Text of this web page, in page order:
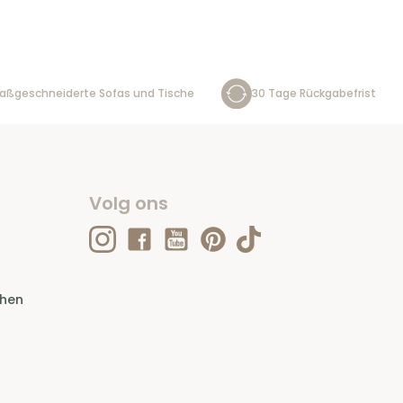
Sofas und Tische 30 Tage Rückgabefrist
Volg ons